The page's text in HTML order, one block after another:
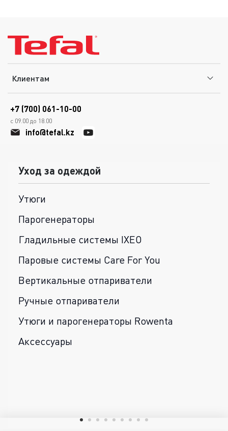
Клиентам
+7 (700) 061-10-00
с 09.00 до 18.00
info@tefal.kz
Уход за одеждой
Утюги
Парогенераторы
Гладильные системы IXEO
Паровые системы Care For You
Вертикальные отпариватели
Ручные отпариватели
Утюги и парогенераторы Rowenta
Аксессуары